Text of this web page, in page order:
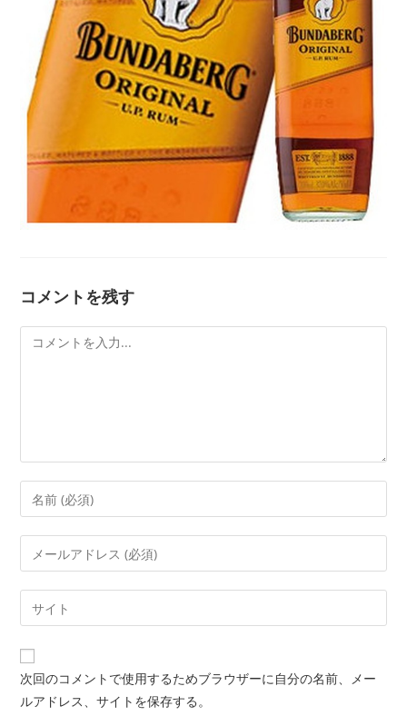
コメントを残す
次回のコメントで使用するためブラウザーに自分の名前、メー
ルアドレス、サイトを保存する。